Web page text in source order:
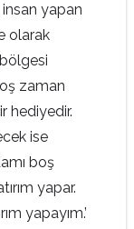
insan yapan
olarak
zaman
hediyedir.
ise
boş
yapar.
yapayım.’